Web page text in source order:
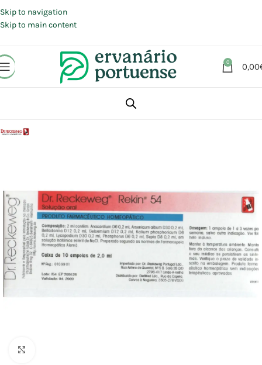
Skip to navigation
Skip to main content
0 0,00
Aromaterapia | Florais | Homeopatia